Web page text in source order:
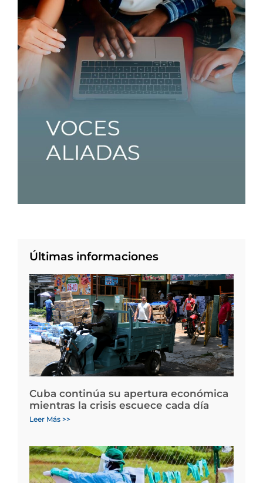
Últimas informaciones
Cuba continúa su apertura económica
mientras la crisis escuece cada día
Leer Más >>